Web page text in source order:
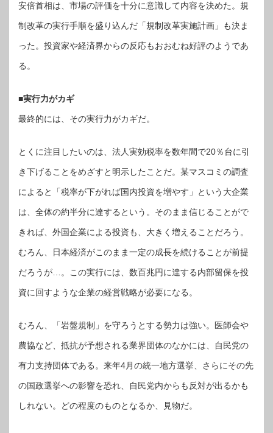
安倍首相は、市場の評価を十分に意識して内容を決めた。規
制改革の実行手順を盛り込んだ「規制改革実施計画」も決ま
った。投資家や経済界からの反応もおおむね好評のようであ
る。
■実行力がカギ
最終的には、その実行力がカギだ。
とくに注目したいのは、法人実効税率を数年間で20％台に引
き下げることをめざすと明示したことだ。某マスコミの調査
によると「税率が下がれば国内投資を増やす」という大企業
は、全体の約半分に達するという。そのまま信じることがで
きれば、外国企業による投資も、大きく増えることだろう。
むろん、日本経済がこのまま一定の成長を続けることが前提
だろうが…。この実行には、数百兆円に達する内部留保を投
資に回すような企業の経営戦略が必要になる。
むろん、「岩盤規制」を守ろうとする勢力は強い。医師会や
農協など、抵抗が予想される業界団体のなかには、自民党の
有力支持団体である。来年4月の統一地方選挙、さらにその先
の国政選挙への影響を恐れ、自民党内からも反対が出るかも
しれない。どの程度のものとなるか、見物だ。